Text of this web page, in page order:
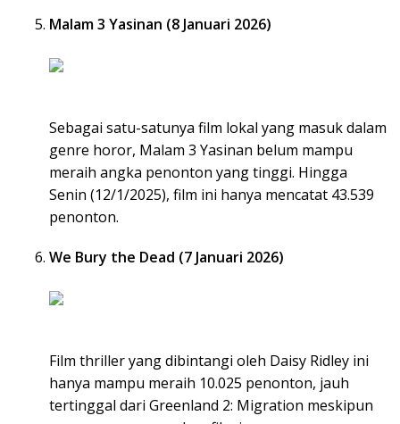
Malam 3 Yasinan (8 Januari 2026)
Sebagai satu-satunya film lokal yang masuk dalam
genre horor, Malam 3 Yasinan belum mampu
meraih angka penonton yang tinggi. Hingga
Senin (12/1/2025), film ini hanya mencatat 43.539
penonton.
We Bury the Dead (7 Januari 2026)
Film thriller yang dibintangi oleh Daisy Ridley ini
hanya mampu meraih 10.025 penonton, jauh
tertinggal dari Greenland 2: Migration meskipun